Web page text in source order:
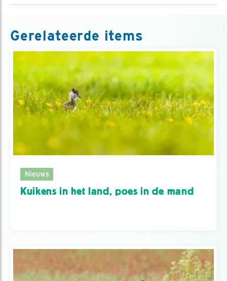
Gerelateerde items
Nieuws
Kuikens in het land, poes in de mand